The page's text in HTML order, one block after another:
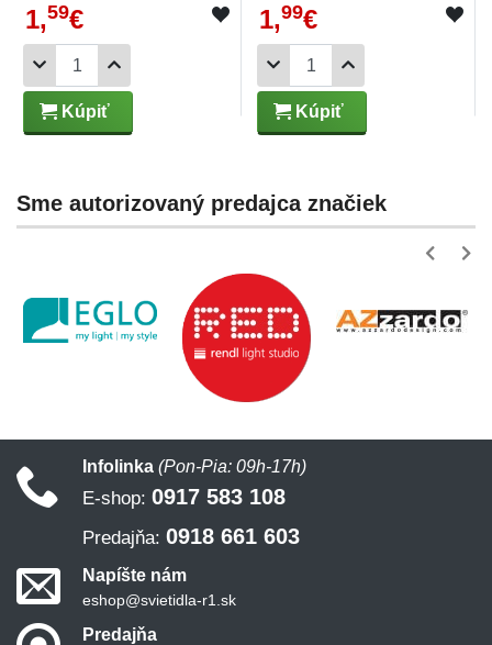
1,59€
Kúpiť
1,99€
Kúpiť
Sme autorizovaný predajca značiek
Infolinka (Pon-Pia: 09h-17h)
E-shop: 0917 583 108
Predajňa: 0918 661 603
Napíšte nám
eshop@svietidla-r1.sk
Predajňa